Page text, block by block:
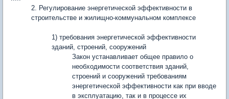
2. Регулирование энергетической эффективности в
строительстве и жилищно-коммунальном комплексе
1) требования энергетической эффективности
зданий, строений, сооружений
Закон устанавливает общее правило о
необходимости соответствия зданий,
строений и сооружений требованиям
энергетической эффективности как при вводе
в эксплуатацию, так и в процессе их